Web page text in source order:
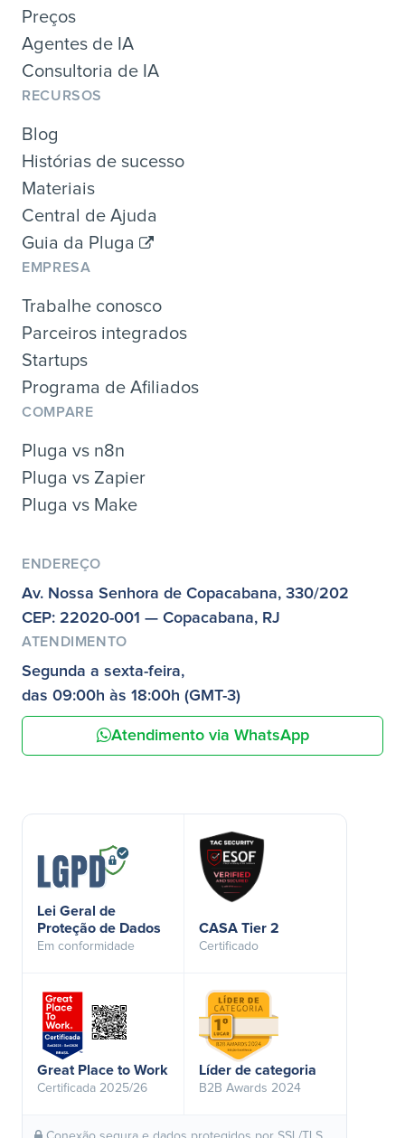
Preços
Agentes de IA
Consultoria de IA
RECURSOS
Blog
Histórias de sucesso
Materiais
Central de Ajuda
Guia da Pluga
EMPRESA
Trabalhe conosco
Parceiros integrados
Startups
Programa de Afiliados
COMPARE
Pluga vs n8n
Pluga vs Zapier
Pluga vs Make
ENDEREÇO
Av. Nossa Senhora de Copacabana, 330/202
CEP: 22020-001 — Copacabana, RJ
ATENDIMENTO
Segunda a sexta-feira,
das 09:00h às 18:00h (GMT-3)
Atendimento via WhatsApp
Lei Geral de
Proteção de Dados
Em conformidade
CASA Tier 2
Certificado
Great Place to Work
Certificada 2025/26
Líder de categoria
B2B Awards 2024